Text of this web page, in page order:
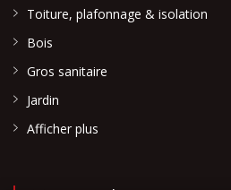
Toiture, plafonnage & isolation
Bois
Gros sanitaire
Jardin
Afficher plus